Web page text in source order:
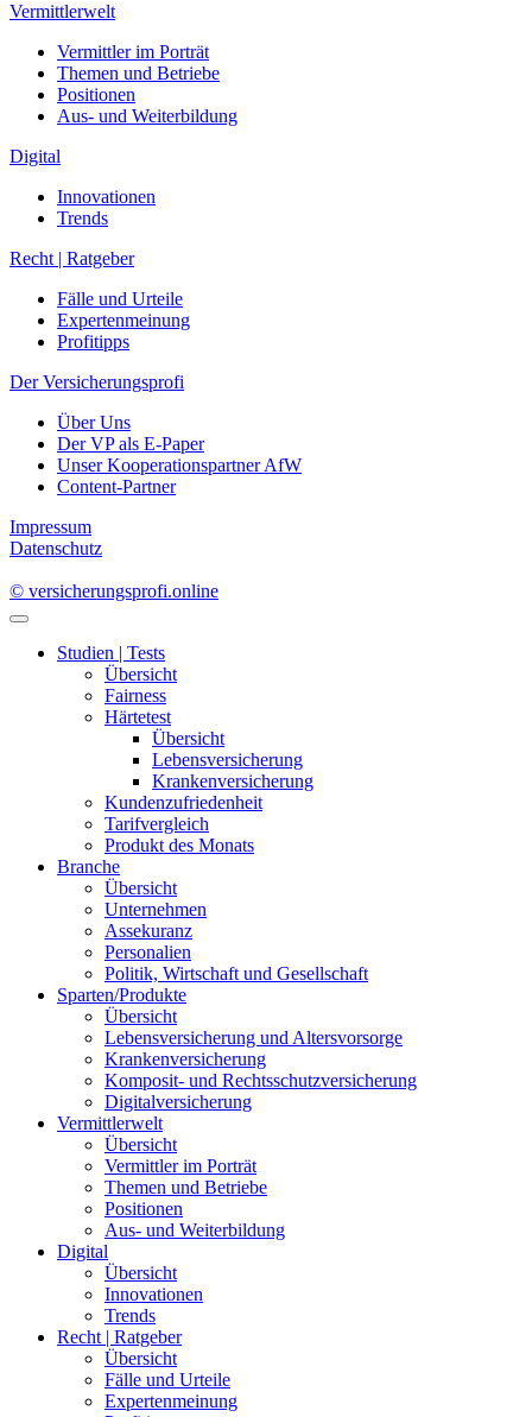
Vermittlerwelt
Vermittler im Porträt
Themen und Betriebe
Positionen
Aus- und Weiterbildung
Digital
Innovationen
Trends
Recht | Ratgeber
Fälle und Urteile
Expertenmeinung
Profitipps
Der Versicherungsprofi
Über Uns
Der VP als E-Paper
Unser Kooperationspartner AfW
Content-Partner
Impressum
Datenschutz
© versicherungsprofi.online
Studien | Tests
Übersicht
Fairness
Härtetest
Übersicht
Lebensversicherung
Krankenversicherung
Kundenzufriedenheit
Tarifvergleich
Produkt des Monats
Branche
Übersicht
Unternehmen
Assekuranz
Personalien
Politik, Wirtschaft und Gesellschaft
Sparten/Produkte
Übersicht
Lebensversicherung und Altersvorsorge
Krankenversicherung
Komposit- und Rechtsschutzversicherung
Digitalversicherung
Vermittlerwelt
Übersicht
Vermittler im Porträt
Themen und Betriebe
Positionen
Aus- und Weiterbildung
Digital
Übersicht
Innovationen
Trends
Recht | Ratgeber
Übersicht
Fälle und Urteile
Expertenmeinung